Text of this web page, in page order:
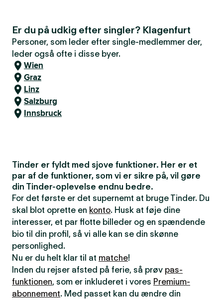
Er du på udkig efter singler? Klagenfurt
Personer, som leder efter single-medlemmer der,
leder også ofte i disse byer.
Wien
Graz
Linz
Salzburg
Innsbruck
Tinder er fyldt med sjove funktioner. Her er et
par af de funktioner, som vi er sikre på, vil gøre
din Tinder-oplevelse endnu bedre.
For det første er det supernemt at bruge Tinder. Du
skal blot oprette en konto. Husk at føje dine
interesser, et par flotte billeder og en spændende
bio til din profil, så vi alle kan se din skønne
personlighed.
Nu er du helt klar til at matche!
Inden du rejser afsted på ferie, så prøv pas-
funktionen, som er inkluderet i vores Premium-
abonnement. Med passet kan du ændre din